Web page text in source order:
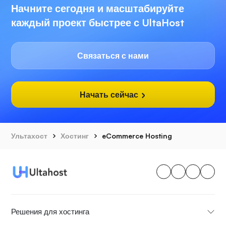
Начните сегодня и масштабируйте
каждый проект быстрее с UltaHost
Связаться с нами
Начать сейчас
Ультахост Хостинг eCommerce Hosting
Решения для хостинга